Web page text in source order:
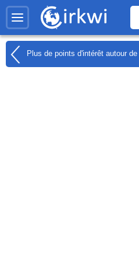
Plus de points d'intérêt autour de